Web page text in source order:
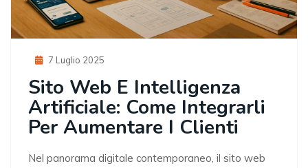
Posted
7 Luglio 2025
Sito Web E Intelligenza
Artificiale: Come Integrarli
Per Aumentare I Clienti
Nel panorama digitale contemporaneo, il sito web